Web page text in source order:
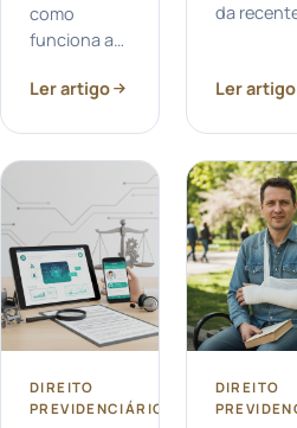
como
funciona a
previdenciária
incluindo
direitos,
deveres e
opções de
contribuição
para o INSS.
Ler artigo
da
Tribunal
Revisão
Vida Toda
nas
e
Ler artigo
DIREITO
PREVIDENCIÁRIO
DIREITO